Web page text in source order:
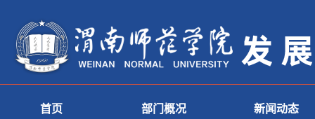
首页 部门概况 新闻动态